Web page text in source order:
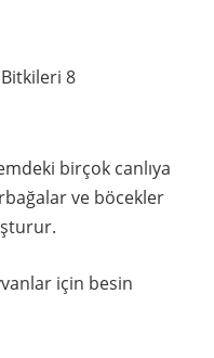
birçok canlıya
ve böcekler
için besin